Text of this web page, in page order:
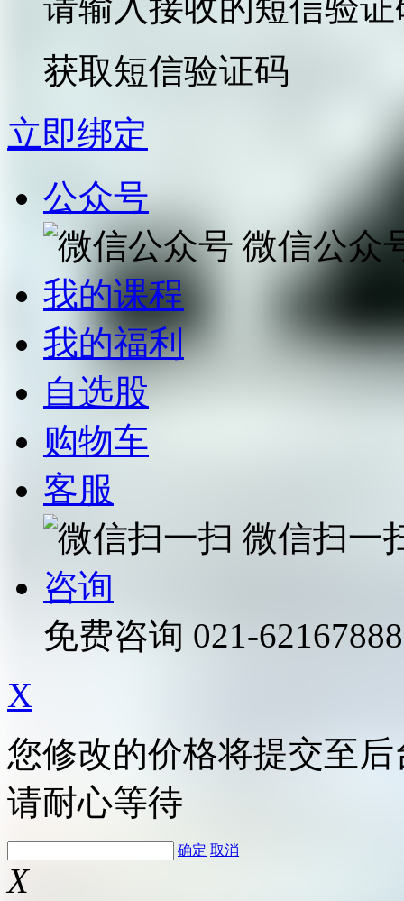
获取短信验证码
立即绑定
公众号
微信公众
我的课程
我的福利
自选股
购物车
客服
微信扫一
咨询
免费咨询 021-62167888
X
您修改的价格将提交至
请耐心等待
确定 取消
X